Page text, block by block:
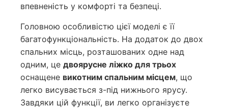
впевненість у комфорті та безпеці.
Головною особливістю цієї моделі є її
багатофункціональність. На додаток до двох
спальних місць, розташованих одне над
одним, це двоярусне ліжко для трьох
оснащене викотним спальним місцем, що
легко висувається з-під нижнього ярусу.
Завдяки цій функції, ви легко організуєте